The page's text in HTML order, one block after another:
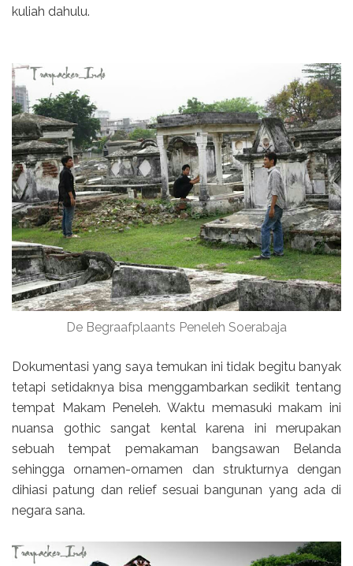
kuliah dahulu.
De Begraafplaants Peneleh Soerabaja
Dokumentasi yang saya temukan ini tidak begitu banyak
tetapi setidaknya bisa menggambarkan sedikit tentang
tempat Makam Peneleh. Waktu memasuki makam ini
nuansa gothic sangat kental karena ini merupakan
sebuah tempat pemakaman bangsawan Belanda
sehingga ornamen-ornamen dan strukturnya dengan
dihiasi patung dan relief sesuai bangunan yang ada di
negara sana.